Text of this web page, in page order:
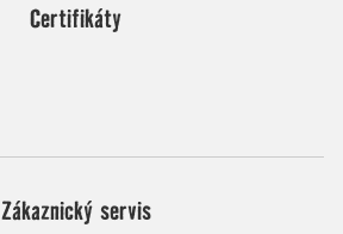
Certifikáty
Zákaznický servis